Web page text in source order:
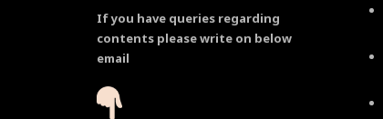
If you have queries regarding
contents please write on below
email